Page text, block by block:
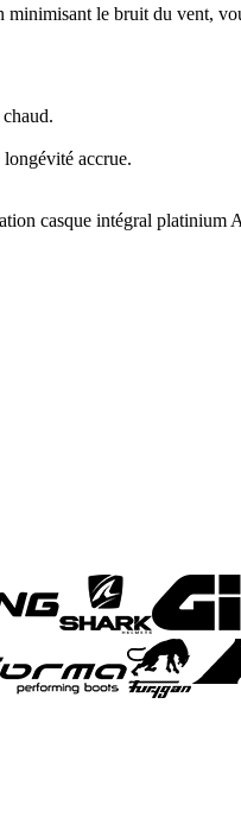
le bruit du vent,
accrue.
casque intégral